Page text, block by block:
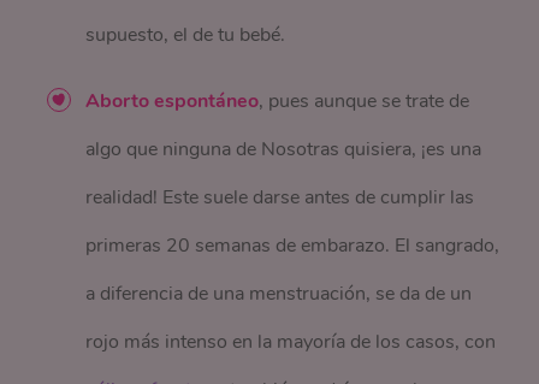
supuesto, el de tu bebé.
Aborto espontáneo, pues aunque se trate de
algo que ninguna de Nosotras quisiera, ¡es una
realidad! Este suele darse antes de cumplir las
primeras 20 semanas de embarazo. El sangrado,
a diferencia de una menstruación, se da de un
rojo más intenso en la mayoría de los casos, con